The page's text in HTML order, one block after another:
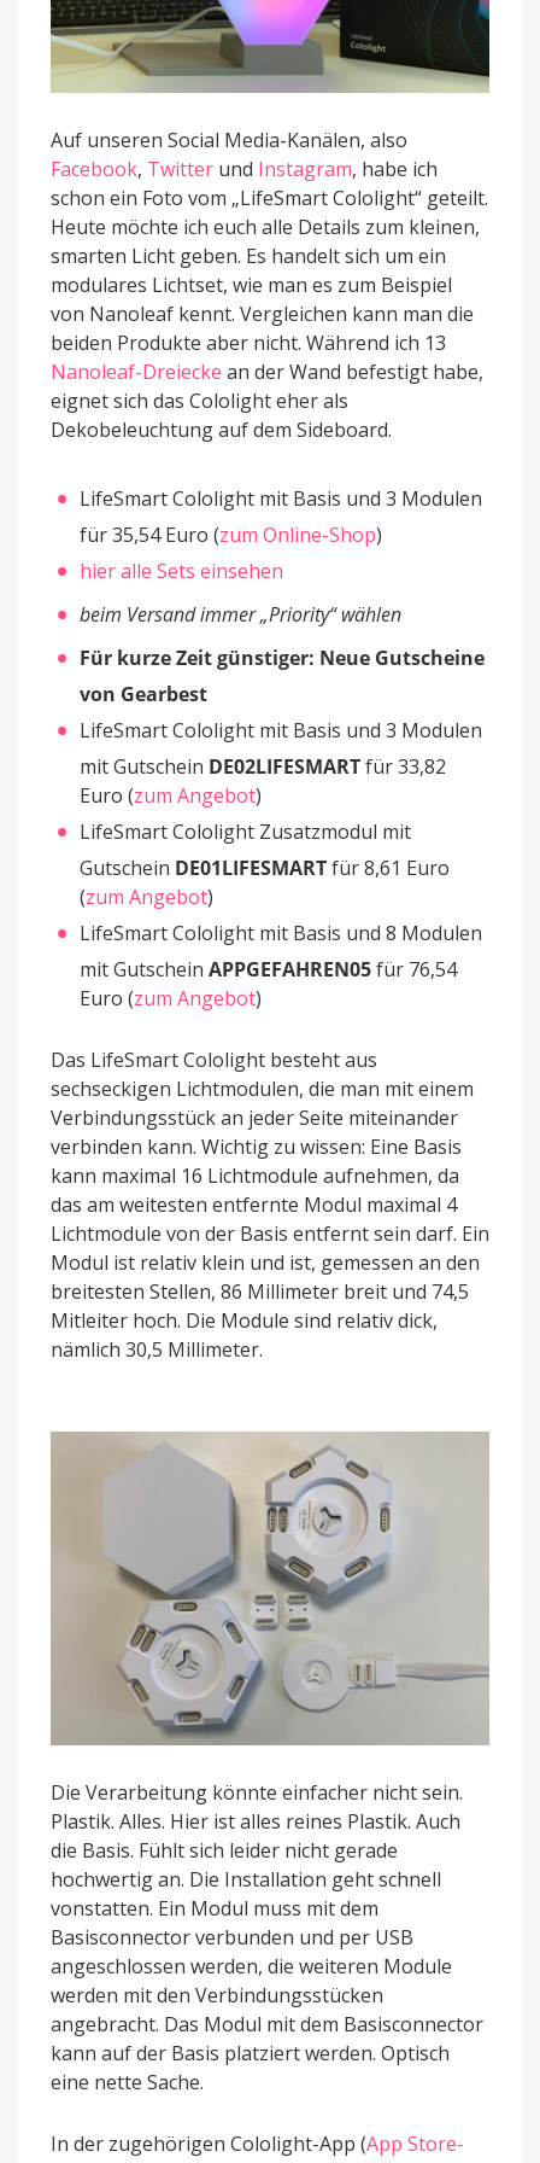
Auf unseren Social Media-Kanälen, also
Facebook, Twitter und Instagram, habe ich
schon ein Foto vom „LifeSmart Cololight“ geteilt.
Heute möchte ich euch alle Details zum kleinen,
smarten Licht geben. Es handelt sich um ein
modulares Lichtset, wie man es zum Beispiel
von Nanoleaf kennt. Vergleichen kann man die
beiden Produkte aber nicht. Während ich 13
Nanoleaf-Dreiecke an der Wand befestigt habe,
eignet sich das Cololight eher als
Dekobeleuchtung auf dem Sideboard.
LifeSmart Cololight mit Basis und 3 Modulen
für 35,54 Euro (zum Online-Shop)
hier alle Sets einsehen
beim Versand immer „Priority“ wählen
Für kurze Zeit günstiger: Neue Gutscheine
von Gearbest
LifeSmart Cololight mit Basis und 3 Modulen
mit Gutschein DE02LIFESMARTfür 33,82
Euro (zum Angebot)
LifeSmart Cololight Zusatzmodul mit
Gutschein DE01LIFESMARTfür 8,61 Euro
(zum Angebot)
LifeSmart Cololight mit Basis und 8 Modulen
mit Gutschein APPGEFAHREN05für 76,54
Euro (zum Angebot)
Das LifeSmart Cololight besteht aus
sechseckigen Lichtmodulen, die man mit einem
Verbindungsstück an jeder Seite miteinander
verbinden kann. Wichtig zu wissen: Eine Basis
kann maximal 16 Lichtmodule aufnehmen, da
das am weitesten entfernte Modul maximal 4
Lichtmodule von der Basis entfernt sein darf. Ein
Modul ist relativ klein und ist, gemessen an den
breitesten Stellen, 86 Millimeter breit und 74,5
Mitleiter hoch. Die Module sind relativ dick,
nämlich 30,5 Millimeter.
Die Verarbeitung könnte einfacher nicht sein.
Plastik. Alles. Hier ist alles reines Plastik. Auch
die Basis. Fühlt sich leider nicht gerade
hochwertig an. Die Installation geht schnell
vonstatten. Ein Modul muss mit dem
Basisconnector verbunden und per USB
angeschlossen werden, die weiteren Module
werden mit den Verbindungsstücken
angebracht. Das Modul mit dem Basisconnector
kann auf der Basis platziert werden. Optisch
eine nette Sache.
In der zugehörigen Cololight-App (App Store-